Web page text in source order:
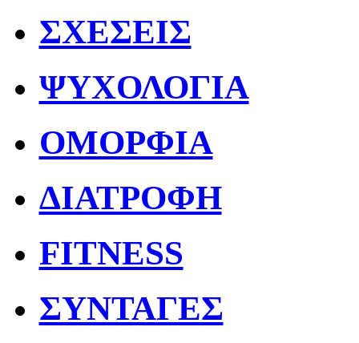
ΣΧΕΣΕΙΣ
ΨΥΧΟΛΟΓΙΑ
ΟΜΟΡΦΙΑ
ΔΙΑΤΡΟΦΗ
FITNESS
ΣΥΝΤΑΓΕΣ